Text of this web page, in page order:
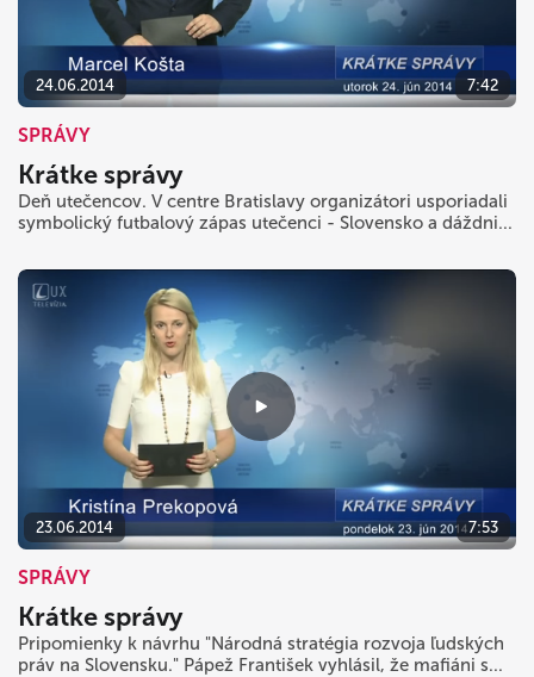
24.06.2014 7:42
SPRÁVY
Krátke správy
Deň utečencov. V centre Bratislavy organizátori usporiadali
symbolický futbalový zápas utečenci - Slovensko a dáždni...
23.06.2014 7:53
SPRÁVY
Krátke správy
Pripomienky k návrhu "Národná stratégia rozvoja ľudských
práv na Slovensku." Pápež František vyhlásil, že mafiáni s...